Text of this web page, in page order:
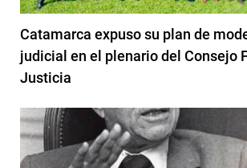
Catamarca expuso su plan de
judicial en el plenario del Consejo
Justicia